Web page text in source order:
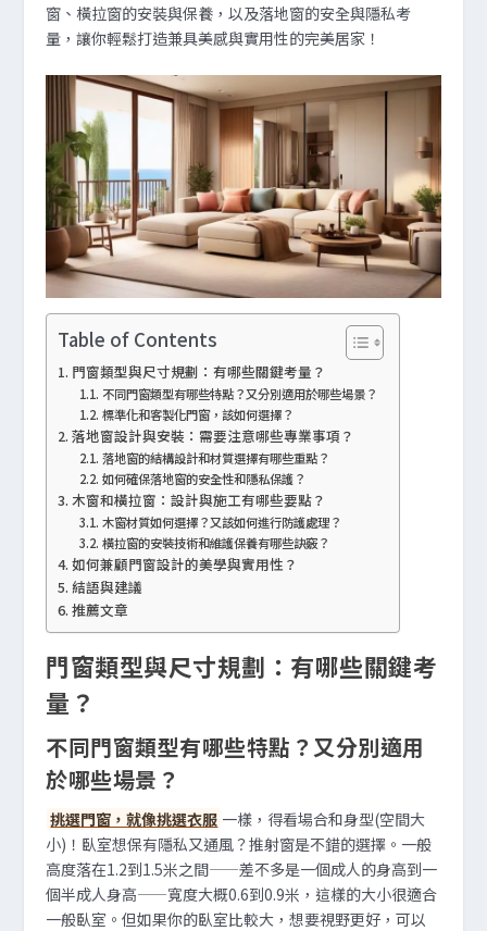
窗、橫拉窗的安裝與保養，以及落地窗的安全與隱私考
量，讓你輕鬆打造兼具美感與實用性的完美居家！
Table of Contents
門窗類型與尺寸規劃：有哪些關鍵考量？
不同門窗類型有哪些特點？又分別適用於哪些場景？
標準化和客製化門窗，該如何選擇？
落地窗設計與安裝：需要注意哪些專業事項？
落地窗的結構設計和材質選擇有哪些重點？
如何確保落地窗的安全性和隱私保護？
木窗和橫拉窗：設計與施工有哪些要點？
木窗材質如何選擇？又該如何進行防護處理？
橫拉窗的安裝技術和維護保養有哪些訣竅？
如何兼顧門窗設計的美學與實用性？
結語與建議
推薦文章
門窗類型與尺寸規劃：有哪些關鍵考
量？
不同門窗類型有哪些特點？又分別適用
於哪些場景？
挑選門窗，就像挑選衣服 一樣，得看場合和身型(空間大
小)！臥室想保有隱私又通風？推射窗是不錯的選擇。一般
高度落在1.2到1.5米之間——差不多是一個成人的身高到一
個半成人身高——寬度大概0.6到0.9米，這樣的大小很適合
一般臥室。但如果你的臥室比較大，想要視野更好，可以